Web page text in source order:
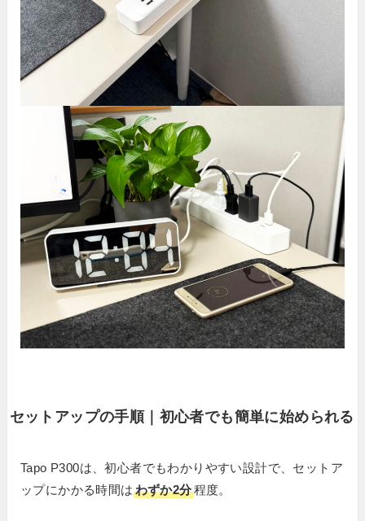
セットアップの手順｜初心者でも簡単に始められる
Tapo P300は、初心者でもわかりやすい設計で、セットア
ップにかかる時間は わずか2分程度。